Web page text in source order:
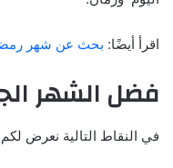
اقرأ أيضًا: بحث عن شهر
فضل الشهر
في النقاط التالية نعرض